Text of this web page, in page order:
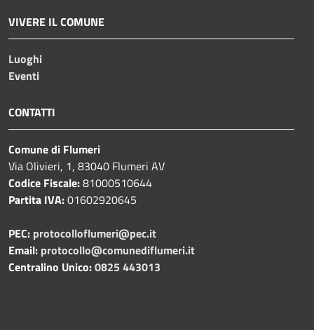
VIVERE IL COMUNE
Luoghi
Eventi
CONTATTI
Comune di Flumeri
Via Olivieri, 1, 83040 Flumeri AV
Codice Fiscale:81000510644
Partita IVA:01602920645
PEC: protocolloflumeri@pec.it
Email: protocollo@comunediflumeri.it
Centralino Unico:0825 443013